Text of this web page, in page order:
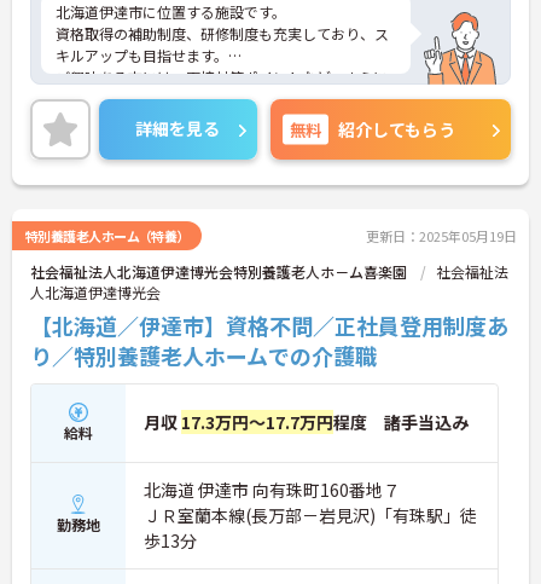
北海道伊達市に位置する施設です。
資格取得の補助制度、研修制度も充実しており、ス
キルアップも目指せます。
ご興味ある方には、面接対策ポイントなど、さらに
詳細をお話しいたしますのでお気軽にご相談くださ
い！
詳細を見る 無料 紹介してもらう
特別養護老人ホーム（特養） 更新日：2025年05月19日
社会福祉法人北海道伊達博光会特別養護老人ホ－ム喜楽園
社会福祉法
人北海道伊達博光会
【北海道／伊達市】資格不問／正社員登用制度あ
り／特別養護老人ホームでの介護職
給料 月収 17.3万円～17.7万円程度 諸手当込み
勤務地
北海道 伊達市 向有珠町160番地７
ＪＲ室蘭本線(長万部－岩見沢)「有珠駅」徒
歩13分